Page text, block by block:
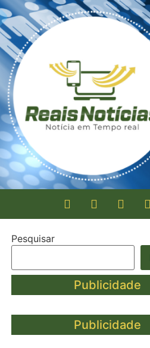
Pesquisar
Publicidade
Publicidade